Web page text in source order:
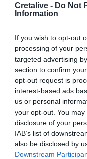
Cretalive - Do Not
Information
If you wish to opt-out
processing of your
targeted advertising
section to confirm
opt-out request is
interest-based ads
us or personal
your opt-out. You
disclosure of your
IAB’s list of
also be disclosed by
Downstream
17:05
Ο Καρέτσας
16:47
εργαστούν
16:37
Η «Αντιγόνη» του
Τεχνητής